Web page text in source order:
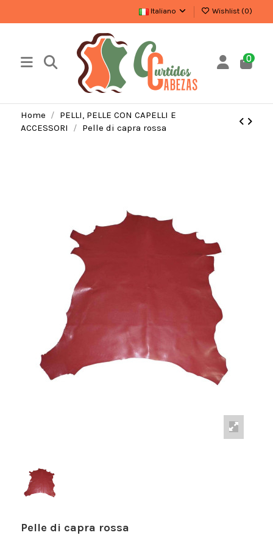
Italiano Wishlist (0)
0
Home
PELLI, PELLE CON CAPELLI E
ACCESSORI
Pelle di capra rossa
Pelle di capra rossa